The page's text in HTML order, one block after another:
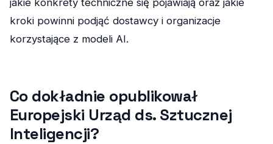
kroki powinni podjąć dostawcy i organizacje
korzystające z modeli AI.
Co dokładnie opublikował
Europejski Urząd ds. Sztucznej
Inteligencji?